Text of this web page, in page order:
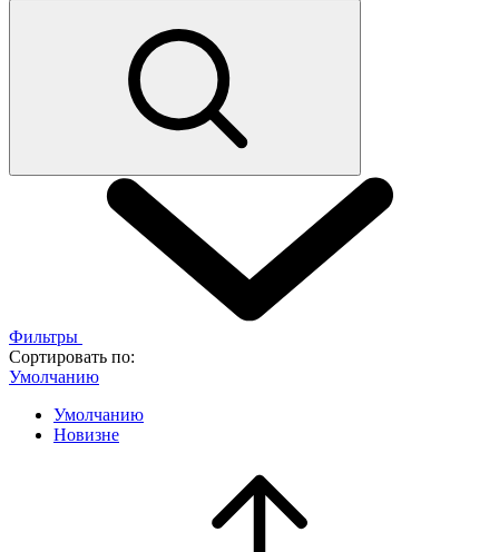
Фильтры
Сортировать по:
Умолчанию
Умолчанию
Новизне